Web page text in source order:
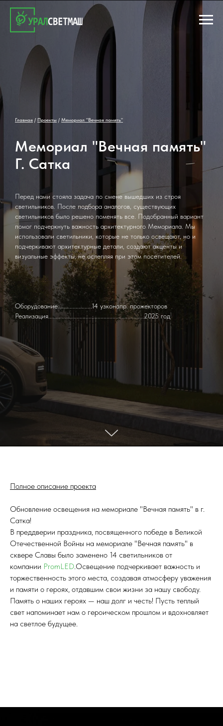
Главная / Проекты / Мемориал "Вечная память"
Мемориал "Вечная память"
Г. Сатка
Перед нами стояла задача по смене вышедших из строя
светильников. После подбора аналогов, существующих
светильников было решено поменять все. Подобранный вариант
помог подчеркнуть важность архитектурного Мемориала. Мы
использовали светильники, которые не только освещают, но и
подчеркивают архитектурные детали, создают акценты и
визуальные эффекты, не ослепляя при этом посетителей.
Оборудование.......................14 узконапр. прожекторов
Реализация................................................................2025 год
Полное описание проекта
Обновление освещения на мемориале "Вечная память" в г.
Сатка!
В преддверии праздника, посвященного победе в Великой
Отечественной Войны на мемориале "Вечная память" в
сквере Славы было заменено 14 светильников от
компании PromLED.Освещение подчеркивает важность и
торжественность этого места, создавая атмосферу уважения
и памяти о героях, отдавшим свои жизни за нашу свободу.
Память о наших героях — наш долг и честь! Пусть теплый
свет напоминает нам о героическом прошлом и вдохновляет
на светлое будущее.